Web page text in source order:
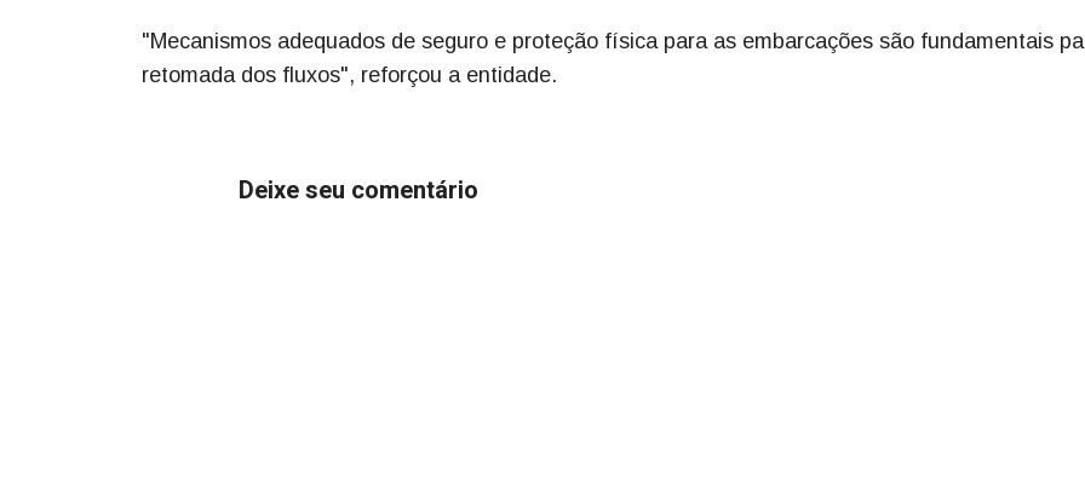
"Mecanismos adequados de seguro e proteção física para as embarcações são fundamentais
retomada dos fluxos", reforçou a entidade.
Deixe seu comentário